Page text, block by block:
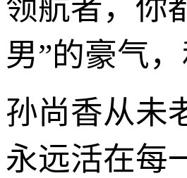
领航者，你
男”的豪气
孙尚香从未
永远活在每